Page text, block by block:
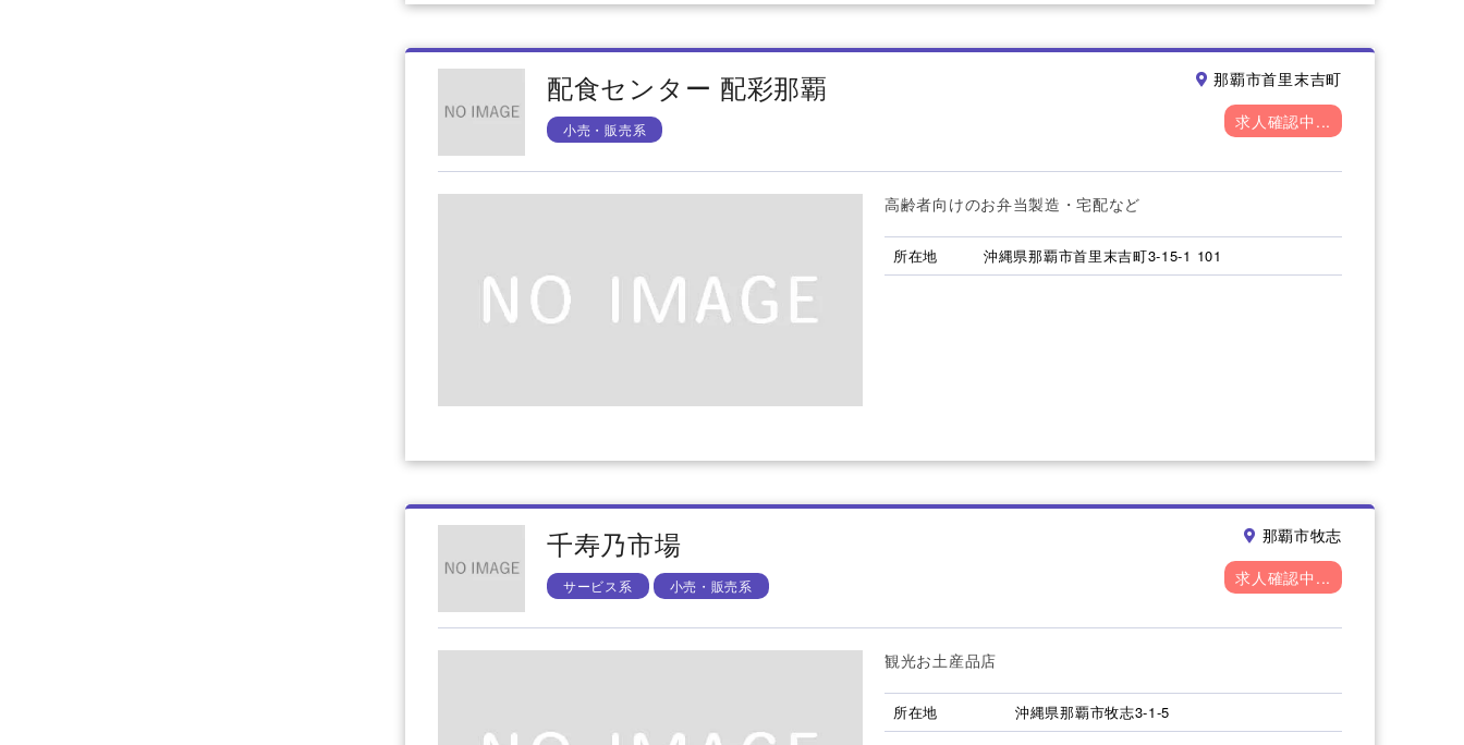
配食センター 配彩那覇
小売・販売系
那覇市首里末吉町
求人確認中...
高齢者向けのお弁当製造・宅配など
所在地 沖縄県那覇市首里末吉町3-15-1 101
千寿乃市場
サービス系 小売・販売系
那覇市牧志
求人確認中...
観光お土産品店
所在地 沖縄県那覇市牧志3-1-5